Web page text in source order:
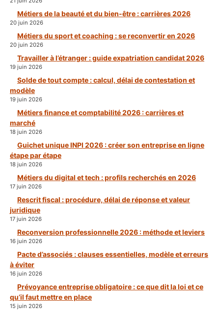
Métiers de la beauté et du bien-être : carrières 2026
20 juin 2026
Métiers du sport et coaching : se reconvertir en 2026
20 juin 2026
Travailler à l’étranger : guide expatriation candidat 2026
19 juin 2026
Solde de tout compte : calcul, délai de contestation et
modèle
19 juin 2026
Métiers finance et comptabilité 2026 : carrières et
marché
18 juin 2026
Guichet unique INPI 2026 : créer son entreprise en ligne
étape par étape
18 juin 2026
Métiers du digital et tech : profils recherchés en 2026
17 juin 2026
Rescrit fiscal : procédure, délai de réponse et valeur
juridique
17 juin 2026
Reconversion professionnelle 2026 : méthode et leviers
16 juin 2026
Pacte d’associés : clauses essentielles, modèle et erreurs
à éviter
16 juin 2026
Prévoyance entreprise obligatoire : ce que dit la loi et ce
qu’il faut mettre en place
15 juin 2026